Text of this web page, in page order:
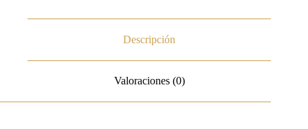
Descripción
Valoraciones (0)